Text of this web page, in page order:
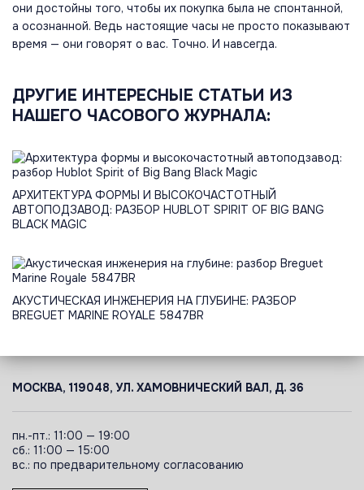
они достойны того, чтобы их покупка была не спонтанной,
а осознанной. Ведь настоящие часы не просто показывают
время — они говорят о вас. Точно. И навсегда.
ДРУГИЕ ИНТЕРЕСНЫЕ СТАТЬИ ИЗ
НАШЕГО ЧАСОВОГО ЖУРНАЛА:
АРХИТЕКТУРА ФОРМЫ И ВЫСОКОЧАСТОТНЫЙ
АВТОПОДЗАВОД: РАЗБОР HUBLOT SPIRIT OF BIG BANG
BLACK MAGIC
АКУСТИЧЕСКАЯ ИНЖЕНЕРИЯ НА ГЛУБИНЕ: РАЗБОР
BREGUET MARINE ROYALE 5847BR
МОСКВА, 119048, УЛ. ХАМОВНИЧЕСКИЙ ВАЛ, Д. 36
пн.-пт.: 11:00 — 19:00
сб.: 11:00 — 15:00
вс.: по предварительному согласованию